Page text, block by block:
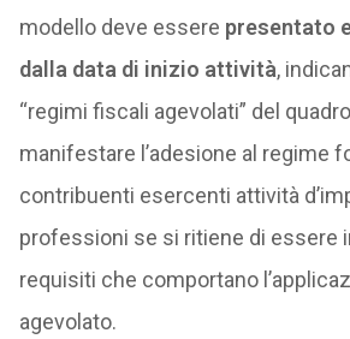
modello deve essere presentato
dalla data di inizio attività,
“regimi fiscali agevolati” del
manifestare l’adesione al regime
contribuenti esercenti attività
professioni se si ritiene di essere
requisiti che comportano
agevolato.